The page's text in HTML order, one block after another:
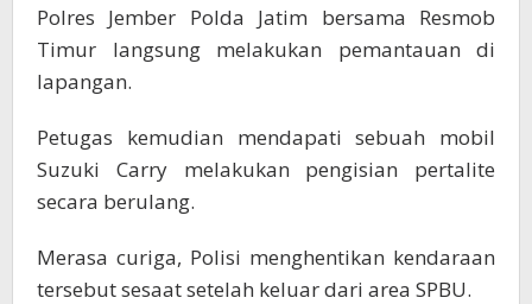
Polres Jember Polda Jatim bersama Resmob
Timur langsung melakukan pemantauan di
lapangan.
Petugas kemudian mendapati sebuah mobil
Suzuki Carry melakukan pengisian pertalite
secara berulang.
Merasa curiga, Polisi menghentikan kendaraan
tersebut sesaat setelah keluar dari area SPBU.